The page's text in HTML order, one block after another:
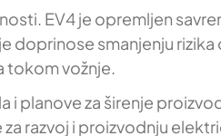
EV4 je opremljen
smanjenju
tokom vožnje.
planove za širenje
razvoj i proizvodnju